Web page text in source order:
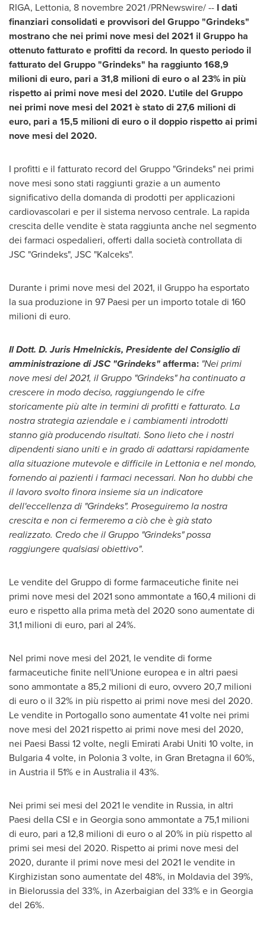
RIGA, Lettonia, 8 novembre 2021 /PRNewswire/ -- I dati
finanziari consolidati e provvisori del Gruppo "Grindeks"
mostrano che nei primi nove mesi del 2021 il Gruppo ha
ottenuto fatturato e profitti da record. In questo periodo il
fatturato del Gruppo "Grindeks" ha raggiunto 168,9
milioni di euro, pari a 31,8 milioni di euro o al 23% in più
rispetto ai primi nove mesi del 2020. L'utile del Gruppo
nei primi nove mesi del 2021 è stato di 27,6 milioni di
euro, pari a 15,5 milioni di euro o il doppio rispetto ai primi
nove mesi del 2020.
I profitti e il fatturato record del Gruppo "Grindeks" nei primi
nove mesi sono stati raggiunti grazie a un aumento
significativo della domanda di prodotti per applicazioni
cardiovascolari e per il sistema nervoso centrale. La rapida
crescita delle vendite è stata raggiunta anche nel segmento
dei farmaci ospedalieri, offerti dalla società controllata di
JSC "Grindeks", JSC "Kalceks".
Durante i primi nove mesi del 2021, il Gruppo ha esportato
la sua produzione in 97 Paesi per un importo totale di 160
milioni di euro.
Il Dott. D. Juris Hmelnickis, Presidente delConsiglio di
amministrazione di JSC "Grindeks"afferma: "Nei primi
nove mesi del 2021, il Gruppo "Grindeks" ha continuato a
crescere in modo deciso, raggiungendo le cifre
storicamente più alte in termini di profitti e fatturato. La
nostra strategia aziendale e i cambiamenti introdotti
stanno già producendo risultati. Sono lieto che i nostri
dipendenti siano uniti e in grado di adattarsi rapidamente
alla situazione mutevole e difficile in Lettonia e nel mondo,
fornendo ai pazienti i farmaci necessari. Non ho dubbi che
il lavoro svolto finora insieme sia un indicatore
dell'eccellenza di "Grindeks". Proseguiremo la nostra
crescita e non ci fermeremo a ciò che è già stato
realizzato. Credo che il Gruppo "Grindeks" possa
raggiungere qualsiasi obiettivo".
Le vendite del Gruppo di forme farmaceutiche finite nei
primi nove mesi del 2021 sono ammontate a 160,4 milioni di
euro e rispetto alla prima metà del 2020 sono aumentate di
31,1 milioni di euro, pari al 24%.
Nel primi nove mesi del 2021, le vendite di forme
farmaceutiche finite nell'Unione europea e in altri paesi
sono ammontate a 85,2 milioni di euro, ovvero 20,7 milioni
di euro o il 32% in più rispetto ai primi nove mesi del 2020.
Le vendite in Portogallo sono aumentate 41 volte nei primi
nove mesi del 2021 rispetto ai primi nove mesi del 2020,
nei Paesi Bassi 12 volte, negli Emirati Arabi Uniti 10 volte, in
Bulgaria4 volte, in Polonia 3 volte, in Gran Bretagna il 60%,
in Austria il 51% e in Australia il 43%.
Nei primi sei mesi del 2021 le vendite in Russia, in altri
Paesi della CSI e in Georgiasono ammontate a 75,1 milioni
di euro, pari a 12,8 milioni di euro o al 20% in più rispetto al
primi sei mesi del 2020. Rispetto ai primi nove mesi del
2020, durante il primi nove mesi del 2021 le vendite in
Kirghizistan sono aumentate del 48%, in Moldavia del 39%,
in Bielorussia del 33%, in Azerbaigian del 33% e in Georgia
del 26%.